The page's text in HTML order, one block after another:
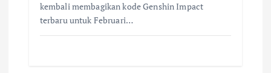
kembali membagikan kode Genshin Impact
terbaru untuk Februari…